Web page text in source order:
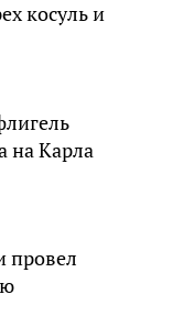
косуль и
на Карла
провел